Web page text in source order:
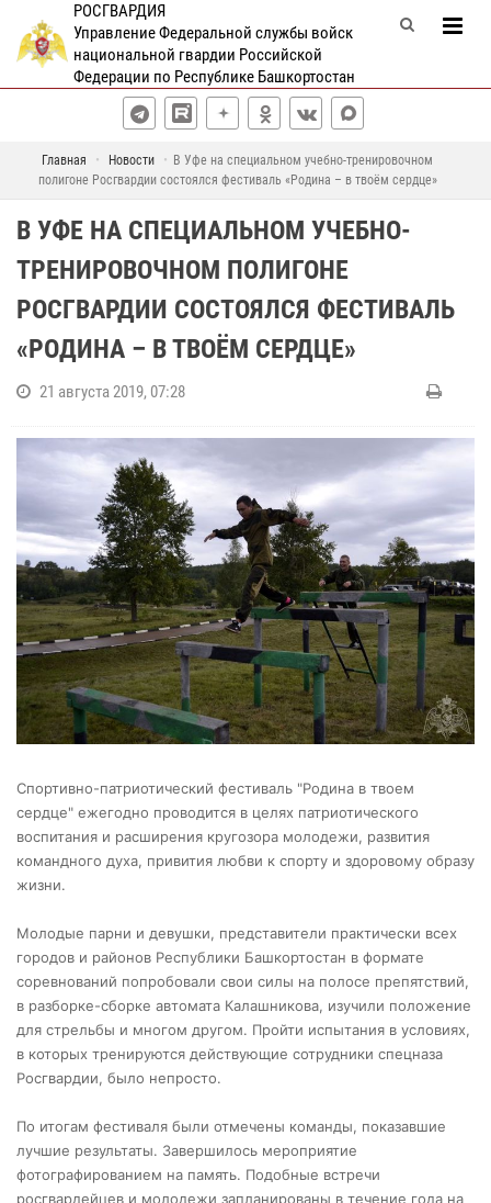
РОСГВАРДИЯ
Управление Федеральной службы войск
национальной гвардии Российской
Федерации по Республике Башкортостан
Главная Новости
В Уфе на специальном учебно-тренировочном
полигоне Росгвардии состоялся фестиваль «Родина – в твоём сердце»
В УФЕ НА СПЕЦИАЛЬНОМ УЧЕБНО-
ТРЕНИРОВОЧНОМ ПОЛИГОНЕ
РОСГВАРДИИ СОСТОЯЛСЯ ФЕСТИВАЛЬ
«РОДИНА – В ТВОЁМ СЕРДЦЕ»
21 августа 2019, 07:28
Спортивно-патриотический фестиваль "Родина в твоем
сердце" ежегодно проводится в целях патриотического
воспитания и расширения кругозора молодежи, развития
командного духа, привития любви к спорту и здоровому образу
жизни.
Молодые парни и девушки, представители практически всех
городов и районов Республики Башкортостан в формате
соревнований попробовали свои силы на полосе препятствий,
в разборке-сборке автомата Калашникова, изучили положение
для стрельбы и многом другом. Пройти испытания в условиях,
в которых тренируются действующие сотрудники спецназа
Росгвардии, было непросто.
По итогам фестиваля были отмечены команды, показавшие
лучшие результаты. Завершилось мероприятие
фотографированием на память. Подобные встречи
росгвардейцев и молодежи запланированы в течение года на